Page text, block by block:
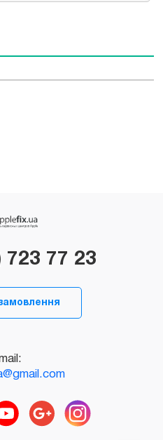
723 77 23